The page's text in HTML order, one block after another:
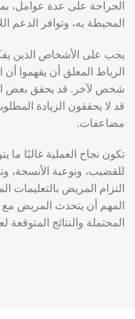
الجراحة على عدة عوامل،
المحيطة به، وتوافر الدعم
يجب على الأشخاص الذين
الرباط المعلق أن يفهموا
شخص لآخر. قد يحقق بعض
قد لا يحققون الزيادة
مضاعفات.
تكون نجاح العملية غالبًا
للقضيب، ونوعية الأنسجة،
التزام المريض بالتعليمات
المهم أن يتحدث المريض
المحتملة والنتائج المتوقعة